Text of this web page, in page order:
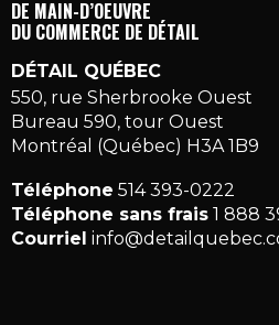
DE MAIN-D’OEUVRE
DU COMMERCE DE DÉTAIL
DÉTAIL QUÉBEC
550, rue Sherbrooke Ouest
Bureau 590, tour Ouest
Montréal (Québec) H3A 1B9
Téléphone 514 393-0222
Téléphone sans frais 1 888
Courriel